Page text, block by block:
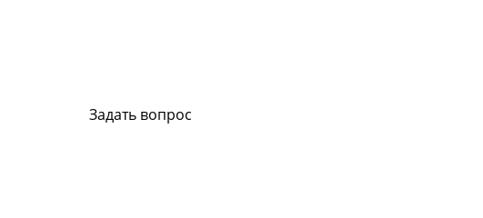
Задать вопрос